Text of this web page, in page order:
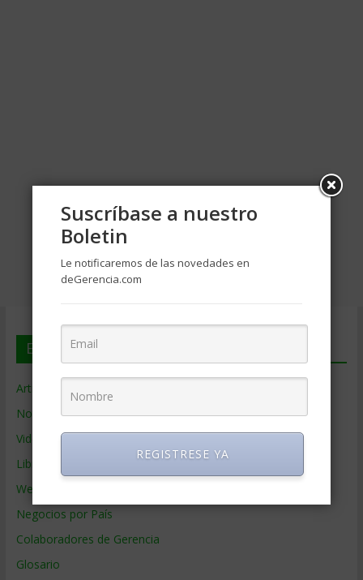
En deGerencia.com
Artículos de Gerencia
Noticias de Gerencia
Videos de Gerencia
Libros de Gerencia
Webs de Gerencia
Negocios por País
Colaboradores de Gerencia
Glosario
Suscríbase a nuestro
Boletin
Le notificaremos de las novedades en
deGerencia.com
REGISTRESE YA